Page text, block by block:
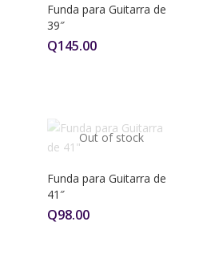
Funda para Guitarra de
39″
Q145.00
Out of stock
Funda para Guitarra de
41″
Q98.00